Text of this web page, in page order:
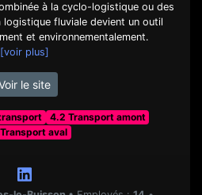
à la cyclo-logistique ou des
fluviale devient un outil
et environnementalement.
[voir plus]
le site
4.2 Transport amont
aval